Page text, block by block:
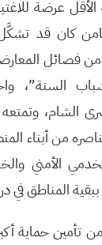
الأقل عرضة
كان قد
فصائل
السنة”،
الشام،
من أبناء
الأمني
المناطق في
تأمين حماية